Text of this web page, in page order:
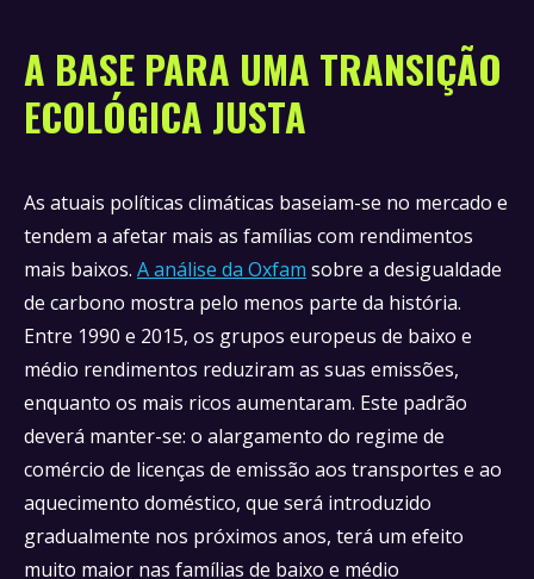
A BASE PARA UMA TRANSIÇÃO
ECOLÓGICA JUSTA
As atuais políticas climáticas baseiam-se no mercado e
tendem a afetar mais as famílias com rendimentos
mais baixos. A análise da Oxfam sobre a desigualdade
de carbono mostra pelo menos parte da história.
Entre 1990 e 2015, os grupos europeus de baixo e
médio rendimentos reduziram as suas emissões,
enquanto os mais ricos aumentaram. Este padrão
deverá manter-se: o alargamento do regime de
comércio de licenças de emissão aos transportes e ao
aquecimento doméstico, que será introduzido
gradualmente nos próximos anos, terá um efeito
muito maior nas famílias de baixo e médio